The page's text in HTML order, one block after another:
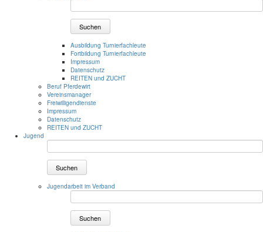
Suchen
Ausbildung Turnierfachleute
Fortbildung Turnierfachleute
Impressum
Datenschutz
REITEN und ZUCHT
Beruf Pferdewirt
Vereinsmanager
Freiwilligendienste
Impressum
Datenschutz
REITEN und ZUCHT
Jugend
Suchen
Jugendarbeit im Verband
Suchen